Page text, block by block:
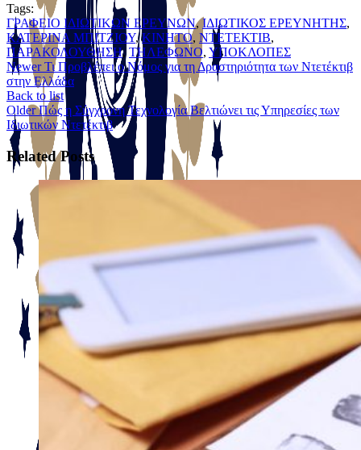
Tags:
ΓΡΑΦΕΙΟ ΙΔΙΩΤΙΚΩΝ ΕΡΕΥΝΩΝ,ΙΔΙΩΤΙΚΟΣ ΕΡΕΥΝΗΤΗΣ,
ΚATΕΡΙΝΑ ΜΠΙΤΖΙΟΥ,ΚΙΝΗΤΟ, ΝΤΕΤΕΚΤΙΒ,
ΠΑΡΑΚΟΛΟΥΘΗΣΗ,ΤΗΛΕΦΩΝΟ, ΥΠΟΚΛΟΠΕΣ
Newer Τι Προβλέπει ο Νόμος για τη Δραστηριότητα των Ντετέκτιβ
στην Ελλάδα
Back to list
Older Πώς η Σύγχρονη Τεχνολογία Βελτιώνει τις Υπηρεσίες των
Ιδιωτικών Ντετέκτιβ
Related Posts